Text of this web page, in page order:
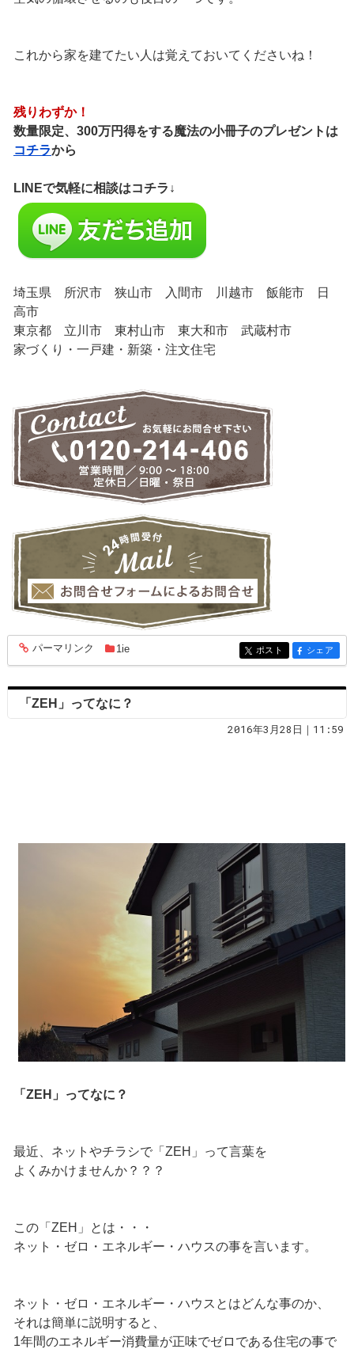
これから家を建てたい人は覚えておいてくださいね！
残りわずか！
数量限定、300万円得をする魔法の小冊子のプレゼントは
コチラから
LINEで気軽に相談はコチラ↓
埼玉県 所沢市 狭山市 入間市 川越市 飯能市 日
高市
東京都 立川市 東村山市 東大和市 武蔵村市
家づくり・一戸建・新築・注文住宅
entry1862
パーマリンク 1ie entry1862
ポスト entry1862
シェア
「ZEH」ってなに？
2016年3月28日｜11:59
「ZEH」ってなに？
最近、ネットやチラシで「ZEH」って言葉を
よくみかけませんか？？？
この「ZEH」とは・・・
ネット・ゼロ・エネルギー・ハウスの事を言います。
ネット・ゼロ・エネルギー・ハウスとはどんな事のか、
それは簡単に説明すると、
1年間のエネルギー消費量が正味でゼロである住宅の事で